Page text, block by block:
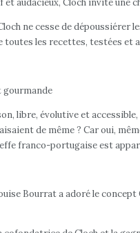
ne cesse de dépoussiérer
toutes les recettes, testées et
gourmande
libre, évolutive et
de même ? Car oui,
franco-portugaise est
Bourrat a adoré le concept